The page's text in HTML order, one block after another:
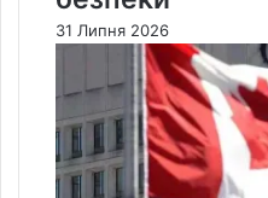
31 Липня 2026